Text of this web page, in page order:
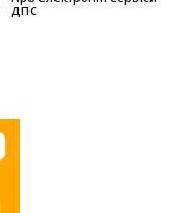
ДПС